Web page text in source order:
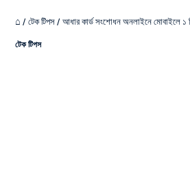
⌂ / টেক টিপস / আধার কার্ড সংশোধন অনলাইনে মোবাইলে ১
টেক টিপস